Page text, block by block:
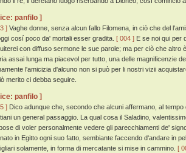
panfilo ]
] Vaghe donne, senza alcun fallo Filomena, in ciò che del
cosí poco da' mortali esser gradita. [ 004 ] E se noi qui per
con diffuso sermone le sue parole; ma per ciò che
assai lunga ma piacevol per tutto, una delle magnificenzie
l'amicizia d'alcuno non si può per li nostri vizii
merito ci debba seguire.
panfilo ]
] Dico adunque che, secondo che alcuni affermano, al
un general passaggio. La qual cosa il Saladino,
di voler personalmente vedere gli parecchiamenti de'
in Egitto ogni suo fatto, sembiante faccendo d'andare in
solamente, in forma di mercatante si mise in cammino. [